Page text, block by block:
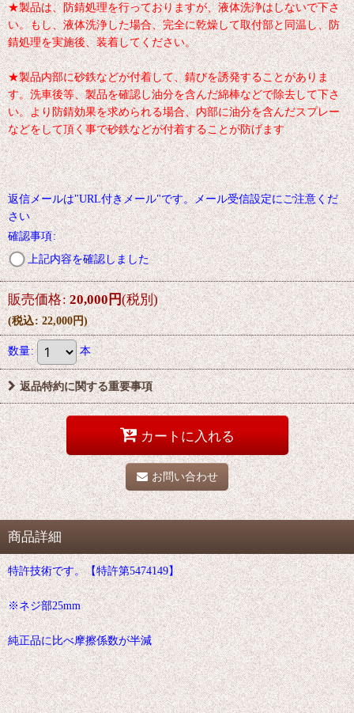
★製品は、防錆処理を行っておりますが、液体洗浄はしないで下さ
い。もし、液体洗浄した場合、完全に乾燥して取付部と同温し、防
錆処理を実施後、装着してください。
★製品内部に砂鉄などが付着して、錆びを誘発することがありま
す。洗車後等、製品を確認し油分を含んだ綿棒などで除去して下さ
い。より防錆効果を求められる場合、内部に油分を含んだスプレー
などをして頂く事で砂鉄などが付着することが防げます
返信メールは"URL付きメール"です。メール受信設定にご注意くだ
さい
確認事項:
上記内容を確認しました
販売価格: 20,000円(税別)
(税込: 22,000円)
数量: 本
返品特約に関する重要事項
カートに入れる
お問い合わせ
商品詳細
特許技術です。【特許第5474149】
※ネジ部25mm
純正品に比べ摩擦係数が半減